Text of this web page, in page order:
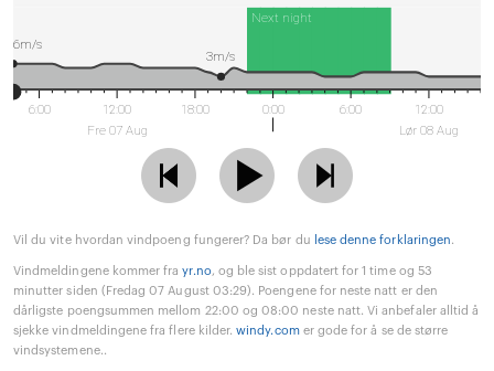
Next night
6:00
12:00
Fre 07 Aug
18:00 0:00 6:00
12:00
Lør 08 Aug
6m/s
3m/s
Vil du vite hvordan vindpoeng fungerer? Da bør du lese denne forklaringen.
Vindmeldingene kommer frayr.no, og ble sist oppdatert for 1 time og 53
minutter siden (Fredag 07 August 03:29). Poengene for neste natt er den
dårligste poengsummen mellom 22:00 og 08:00 neste natt. Vi anbefaler alltid å
sjekke vindmeldingene fra flere kilder.windy.comer gode for å se de større
vindsystemene..